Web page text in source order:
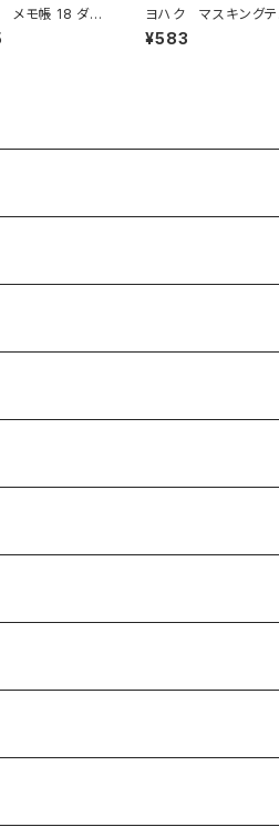
メモ帳 18 ダイ
M-114
ヨハク マスキングテ
ープ ホシクズ Y-16
2
¥583